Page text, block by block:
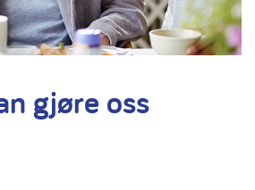
gjøre oss